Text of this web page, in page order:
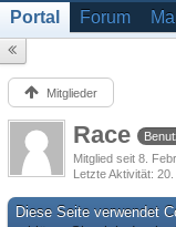
Portal Forum
Mitglieder
Race
Mitglied seit 8.
Letzte Aktivität
Diese Seite verwendet